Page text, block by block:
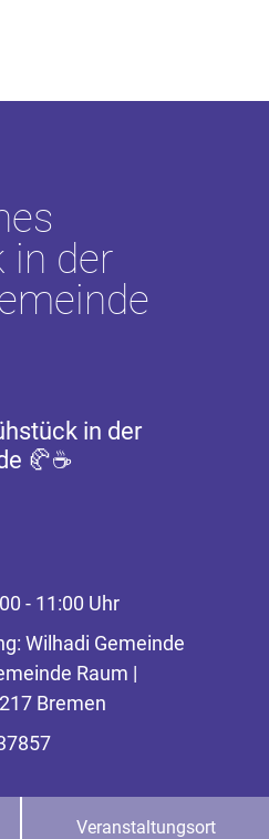
in der
in der
🥐☕
- 11:00 Uhr
Wilhadi Gemeinde
Raum |
Bremen
Veranstaltungsort